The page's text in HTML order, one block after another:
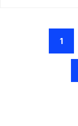
1